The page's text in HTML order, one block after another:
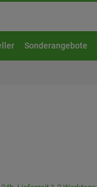
Sonderangebote